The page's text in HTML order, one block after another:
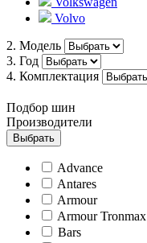
Volvo
2. Модель
3. Год
4. Комплектация
Подбор шин
Производители
Выбрать
Advance
Antares
Armour
Armour Tronmax
Bars